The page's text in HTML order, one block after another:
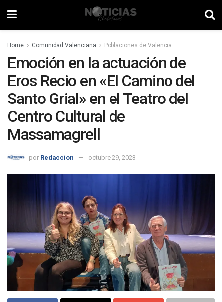
Home Comunidad Valenciana Poblaciones de Valencia
Emoción en la actuación de
Eros Recio en «El Camino del
Santo Grial» en el Teatro del
Centro Cultural de
Massamagrell
por Redaccion octubre 29, 2023